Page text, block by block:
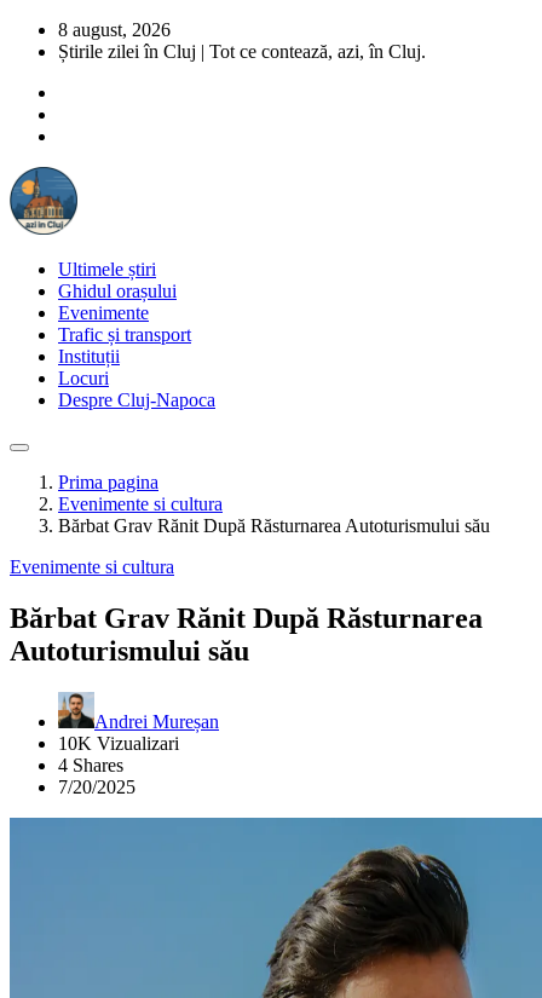
8 august, 2026
Știrile zilei în Cluj | Tot ce contează, azi, în Cluj.
Ultimele știri
Ghidul orașului
Evenimente
Trafic și transport
Instituții
Locuri
Despre Cluj-Napoca
Prima pagina
Evenimente si cultura
Bărbat Grav Rănit După Răsturnarea Autoturismului său
Evenimente si cultura
Bărbat Grav Rănit După Răsturnarea
Autoturismului său
Andrei Mureșan
10K Vizualizari
4 Shares
7/20/2025